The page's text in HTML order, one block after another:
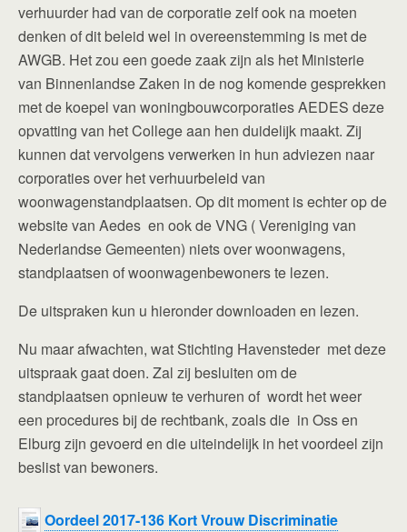
verhuurder had van de corporatie zelf ook na moeten
denken of dit beleid wel in overeenstemming is met de
AWGB. Het zou een goede zaak zijn als het Ministerie
van Binnenlandse Zaken in de nog komende gesprekken
met de koepel van woningbouwcorporaties AEDES deze
opvatting van het College aan hen duidelijk maakt. Zij
kunnen dat vervolgens verwerken in hun adviezen naar
corporaties over het verhuurbeleid van
woonwagenstandplaatsen. Op dit moment is echter op de
website van Aedes en ook de VNG ( Vereniging van
Nederlandse Gemeenten) niets over woonwagens,
standplaatsen of woonwagenbewoners te lezen.
De uitspraken kun u hieronder downloaden en lezen.
Nu maar afwachten, wat Stichting Havensteder met deze
uitspraak gaat doen. Zal zij besluiten om de
standplaatsen opnieuw te verhuren of wordt het weer
een procedures bij de rechtbank, zoals die in Oss en
Elburg zijn gevoerd en die uiteindelijk in het voordeel zijn
beslist van bewoners.
Oordeel 2017-136 Kort Vrouw Discriminatie